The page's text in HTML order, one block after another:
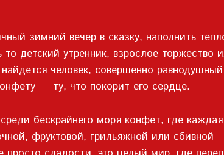
зимний вечер в сказку, наполнить
детский утренник, взрослое торжество
человек, совершенно
— ту, что покорит его сердце.
бескрайнего моря конфет, где каждая
фруктовой, грильяжной или сбивной